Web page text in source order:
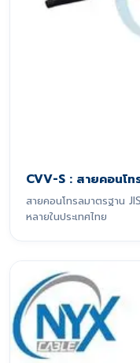
CVV-S : สายคอนโ
สายคอนโทรลมาตรฐาน
หลายในประเทศไทย